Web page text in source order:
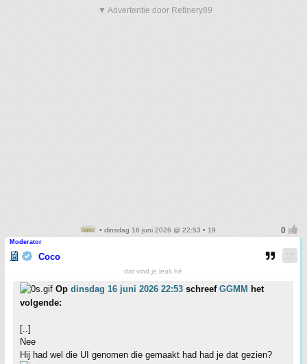
▼ Advertentie door Refinery89
• dinsdag 16 juni 2026 @ 22:53 • 19
Moderator
Coco
dat vind je leuk hè
Op dinsdag 16 juni 2026 22:53 schreef GGMM het
volgende:
[..]
Nee
Hij had wel die UI genomen die gemaakt had had je dat gezien?